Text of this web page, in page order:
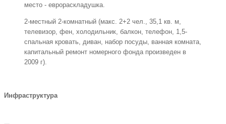
место - еврораскладушка.
2-местный 2-комнатный (макс. 2+2 чел., 35,1 кв. м,
телевизор, фен, холодильник, балкон, телефон, 1,5-
спальная кровать, диван, набор посуды, ванная комната,
капитальный ремонт номерного фонда произведен в
2009 г).
Инфраструктура